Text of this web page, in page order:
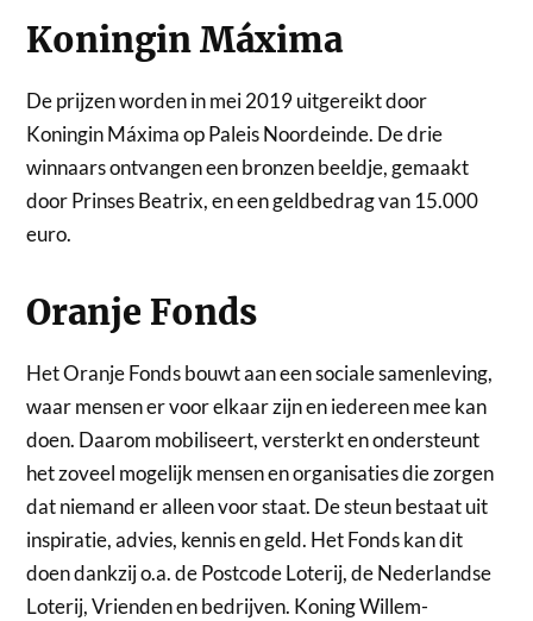
Koningin Máxima
De prijzen worden in mei 2019 uitgereikt door
Koningin Máxima op Paleis Noordeinde. De drie
winnaars ontvangen een bronzen beeldje, gemaakt
door Prinses Beatrix, en een geldbedrag van 15.000
euro.
Oranje Fonds
Het Oranje Fonds bouwt aan een sociale samenleving,
waar mensen er voor elkaar zijn en iedereen mee kan
doen. Daarom mobiliseert, versterkt en ondersteunt
het zoveel mogelijk mensen en organisaties die zorgen
dat niemand er alleen voor staat. De steun bestaat uit
inspiratie, advies, kennis en geld. Het Fonds kan dit
doen dankzij o.a. de Postcode Loterij, de Nederlandse
Loterij, Vrienden en bedrijven. Koning Willem-